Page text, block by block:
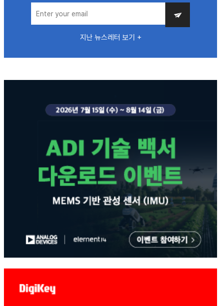
지난 뉴스레터 보기 +